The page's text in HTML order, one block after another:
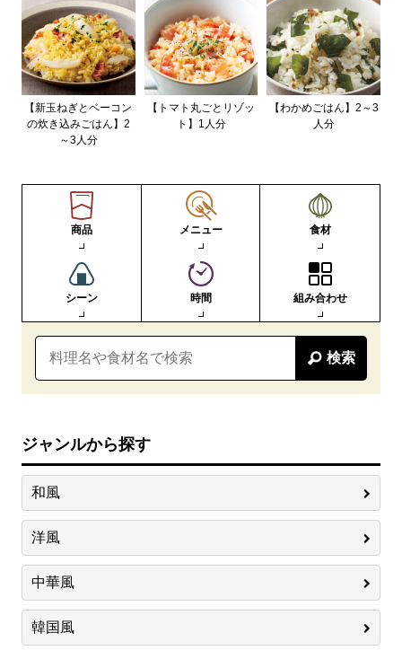
【新玉ねぎとベーコン
の炊き込みごはん】2
～3人分
【トマト丸ごとリゾッ
ト】1人分
【わかめごはん】2～3
人分
商品 メニュー 食材
シーン 時間 組み合わせ
検索
ジャンルから探す
和風
洋風
中華風
韓国風